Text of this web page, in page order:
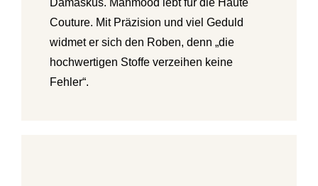
Couture. Mit Präzision und viel Geduld
widmet er sich den Roben, denn „die
hochwertigen Stoffe verzeihen keine
Fehler“.